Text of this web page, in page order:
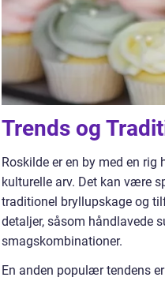
Trends og
Roskilde er en by med en
kulturelle arv. Det kan være
traditionel bryllupskage og
detaljer, såsom håndlavede
smagskombinationer.
En anden populær tendens